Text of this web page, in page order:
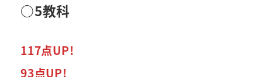
○5教科
117点UP!
93点UP!